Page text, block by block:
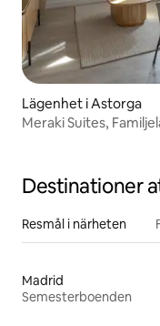
Lägenhet i Astorga
Meraki Suites,
Destinationer
Resmål i närheten
Madrid
Semesterboenden